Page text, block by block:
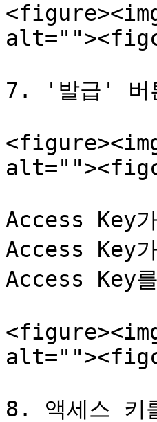
7. '발급' 버
Access Key
Access Key
Access Key
8. 액세스 키